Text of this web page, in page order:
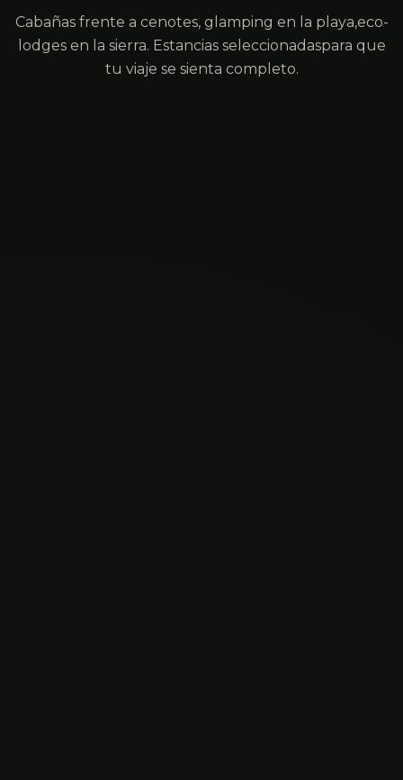
Cabañas frente a cenotes, glamping en la playa,eco-
lodges en la sierra. Estancias seleccionadaspara que
tu viaje se sienta completo.